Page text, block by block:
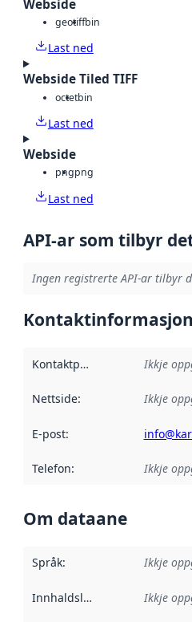
Webside
geotiffbin
Last ned
Webside Tiled TIFF
octetbin
Last ned
Webside
pngpng
Last ned
API-ar som tilbyr
Ingen registrerte API-ar tilbyr
Kontaktinformasjon
Kontaktpunkt Ikkje
Nettside: Ikkje
E-post:
Telefon: Ikkje
Om dataane
Språk: Ikkje
Innhaldsleverandørar :
Ikkje